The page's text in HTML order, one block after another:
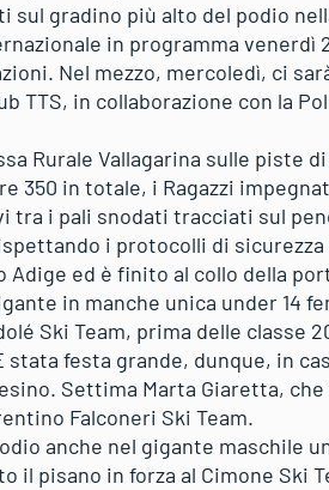
sul gradino più alto del podio
in programma venerdì
Nel mezzo, mercoledì, ci
TTS, in collaborazione con la
Rurale Vallagarina sulle piste
350 in totale, i Ragazzi
tra i pali snodati tracciati sul
i protocolli di sicurezza
Adige ed è finito al collo della
in manche unica under 14
Ski Team, prima delle classe
festa grande, dunque, in
Settima Marta Giaretta,
Falconeri Ski Team.
anche nel gigante maschile
il pisano in forza al Cimone Ski